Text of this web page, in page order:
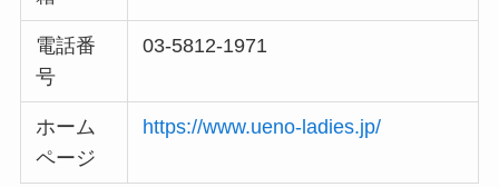
電話番
号
03-5812-1971
ホーム
ページ
https://www.ueno-ladies.jp/